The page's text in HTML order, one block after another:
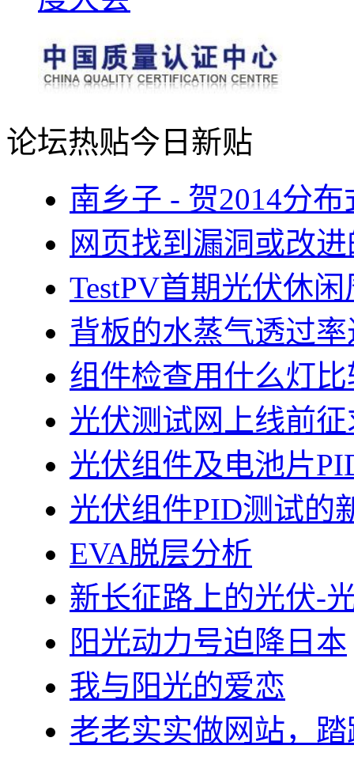
论坛热贴今日新贴
南乡子 - 贺2014分
网页找到漏洞或改
TestPV首期光伏休
背板的水蒸气透过
组件检查用什么灯
光伏测试网上线前
光伏组件及电池片
光伏组件PID测试的
EVA脱层分析
新长征路上的光伏-
阳光动力号迫降日本
我与阳光的爱恋
老老实实做网站，